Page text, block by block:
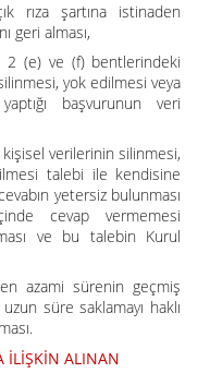
rıza şartına istinaden
geri alması,
2 (e) ve (f) bentlerindeki
yok edilmesi veya
başvurunun veri
verilerinin silinmesi,
talebi ile kendisine
yetersiz bulunması
cevap vermemesi
ve bu talebin Kurul
azami sürenin geçmiş
süre saklamayı haklı
İLİŞKİN ALINAN